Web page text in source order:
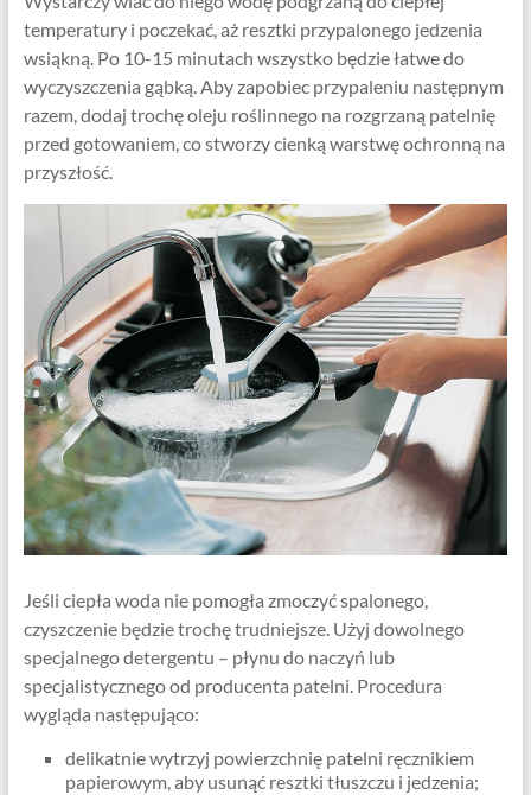
temperatury i poczekać, aż resztki przypalonego jedzenia
wsiąkną. Po 10-15 minutach wszystko będzie łatwe do
wyczyszczenia gąbką. Aby zapobiec przypaleniu następnym
razem, dodaj trochę oleju roślinnego na rozgrzaną patelnię
przed gotowaniem, co stworzy cienką warstwę ochronną na
przyszłość.
Jeśli ciepła woda nie pomogła zmoczyć spalonego,
czyszczenie będzie trochę trudniejsze. Użyj dowolnego
specjalnego detergentu – płynu do naczyń lub
specjalistycznego od producenta patelni. Procedura
wygląda następująco:
delikatnie wytrzyj powierzchnię patelni ręcznikiem
papierowym, aby usunąć resztki tłuszczu i jedzenia;